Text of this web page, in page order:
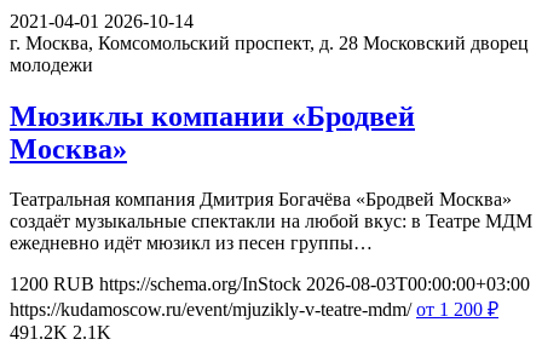
2021-04-01 2026-10-14
г. Москва, Комсомольский проспект, д. 28 Московский дворец
молодежи
Мюзиклы компании «Бродвей
Москва»
Театральная компания Дмитрия Богачёва «Бродвей Москва»
создаёт музыкальные спектакли на любой вкус: в Театре МДМ
ежедневно идёт мюзикл из песен группы…
1200 RUB https://schema.org/InStock 2026-08-03T00:00:00+03:00
https://kudamoscow.ru/event/mjuzikly-v-teatre-mdm/ от 1 200 ₽
491.2K 2.1K